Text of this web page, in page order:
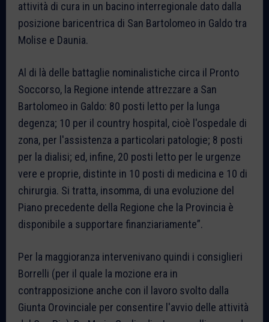
attività di cura in un bacino interregionale dato dalla
posizione baricentrica di San Bartolomeo in Galdo tra
Molise e Daunia.
Al di là delle battaglie nominalistiche circa il Pronto
Soccorso, la Regione intende attrezzare a San
Bartolomeo in Galdo: 80 posti letto per la lunga
degenza; 10 per il country hospital, cioè l'ospedale di
zona, per l'assistenza a particolari patologie; 8 posti
per la dialisi; ed, infine, 20 posti letto per le urgenze
vere e proprie, distinte in 10 posti di medicina e 10 di
chirurgia. Si tratta, insomma, di una evoluzione del
Piano precedente della Regione che la Provincia è
disponibile a supportare finanziariamente”.
Per la maggioranza intervenivano quindi i consiglieri
Borrelli (per il quale la mozione era in
contrapposizione anche con il lavoro svolto dalla
Giunta Orovinciale per consentire l'avvio delle attività